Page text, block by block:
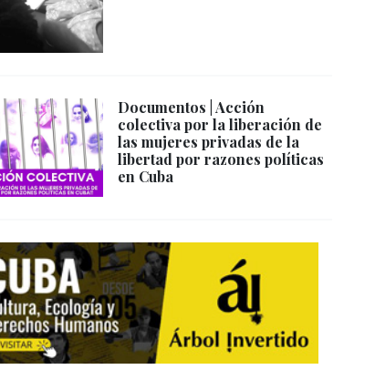
Documentos | Acción
colectiva por la liberación de
las mujeres privadas de la
libertad por razones políticas
en Cuba